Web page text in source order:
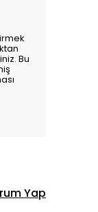
Bu
Yap